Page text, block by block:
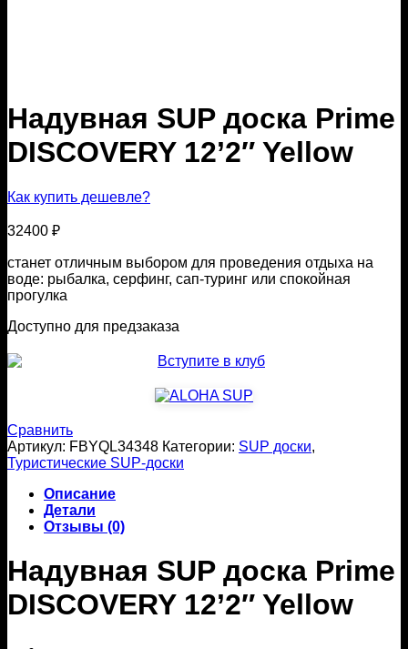
Надувная SUP доска Prime
DISCOVERY 12’2″ Yellow
Как купить дешевле?
32400 ₽
станет отличным выбором для проведения отдыха на
воде: рыбалка, серфинг, сап-туринг или спокойная
прогулка
Доступно для предзаказа
Сравнить
Артикул: FBYQL34348 Категории: SUP доски,
Туристические SUP-доски
Описание
Детали
Отзывы (0)
Надувная SUP доска Prime
DISCOVERY 12’2″ Yellow